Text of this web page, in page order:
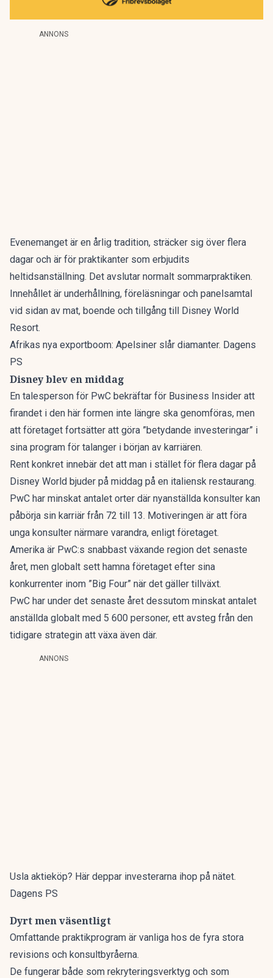
ANNONS
Evenemanget är en årlig tradition, sträcker sig över flera
dagar och är för praktikanter som erbjudits
heltidsanställning. Det avslutar normalt sommarpraktiken.
Innehållet är underhållning, föreläsningar och panelsamtal
vid sidan av mat, boende och tillgång till Disney World
Resort.
Afrikas nya exportboom: Apelsiner slår diamanter. Dagens
PS
Disney blev en middag
En talesperson för PwC bekräftar för Business Insider att
firandet i den här formen inte längre ska genomföras, men
att företaget fortsätter att göra ”betydande investeringar” i
sina program för talanger i början av karriären.
Rent konkret innebär det att man i stället för flera dagar på
Disney World bjuder på middag på en italiensk restaurang.
PwC har minskat antalet orter där nyanställda konsulter kan
påbörja sin karriär från 72 till 13. Motiveringen är att föra
unga konsulter närmare varandra, enligt företaget.
Amerika är PwC:s snabbast växande region det senaste
året, men globalt sett hamna företaget efter sina
konkurrenter inom ”Big Four” när det gäller tillväxt.
PwC har under det senaste året dessutom minskat antalet
anställda globalt med 5 600 personer, ett avsteg från den
tidigare strategin att växa även där.
ANNONS
Usla aktieköp? Här deppar investerarna ihop på nätet.
Dagens PS
Dyrt men väsentligt
Omfattande praktikprogram är vanliga hos de fyra stora
revisions och konsultbyråerna.
De fungerar både som rekryteringsverktyg och som